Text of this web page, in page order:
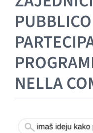
SPORT I UDRUGE
GRAĐANI
MJESTA
NELLA